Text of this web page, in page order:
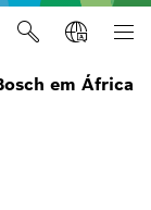
em África